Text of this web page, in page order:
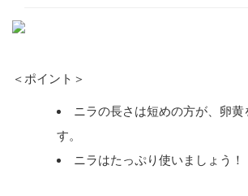
＜ポイント＞
ニラの長さは短めの方が、卵
す。
ニラはたっぷり使いましょう！